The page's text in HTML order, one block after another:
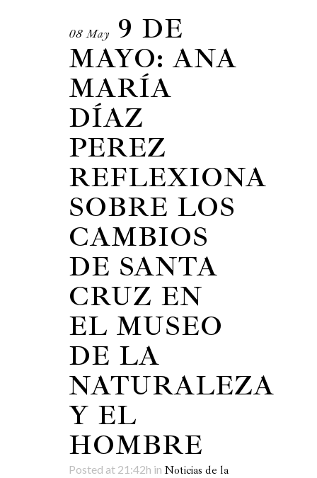
08 May
9 DE
MAYO: ANA
MARÍA
DÍAZ
PEREZ
REFLEXIONA
SOBRE LOS
CAMBIOS
DE SANTA
CRUZ EN
EL MUSEO
DE LA
NATURALEZA
Y EL
HOMBRE
Posted at 21:42h in Noticias de la